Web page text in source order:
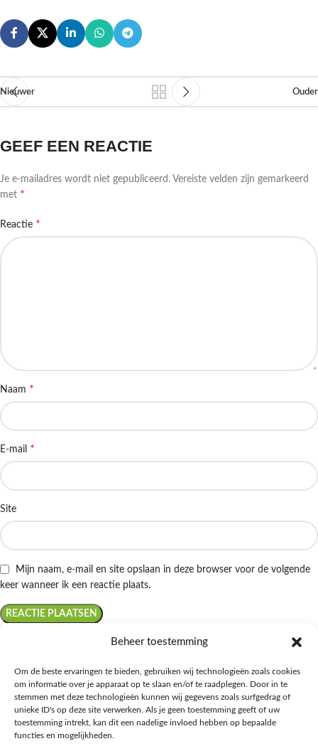
Beheer toestemming
Om de beste ervaringen te bieden, gebruiken wij technologieën zoals cookies
om informatie over je apparaat op te slaan en/of te raadplegen. Door in te
stemmen met deze technologieën kunnen wij gegevens zoals surfgedrag of
unieke ID's op deze site verwerken. Als je geen toestemming geeft of uw
toestemming intrekt, kan dit een nadelige invloed hebben op bepaalde
functies en mogelijkheden.
Nieuwer Ouder
GEEF EEN REACTIE
Je e-mailadres wordt niet gepubliceerd. Vereiste velden zijn gemarkeerd
met *
Reactie *
Naam *
E-mail *
Site
Mijn naam, e-mail en site opslaan in deze browser voor de volgende
keer wanneer ik een reactie plaats.
Ontdek de beste keto-vriendelijke keuzes van Albert Heijn, verrijk je
kennis met onze diepgaande blogs over het keto-dieet, en deel jouw
favoriete keto recepten in onze bruisende online gemeenschap!